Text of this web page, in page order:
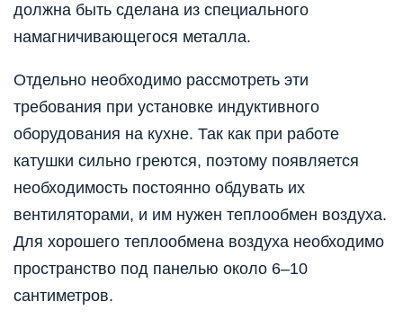
должна быть сделана из специального
намагничивающегося металла.
Отдельно необходимо рассмотреть эти
требования при установке индуктивного
оборудования на кухне. Так как при работе
катушки сильно греются, поэтому появляется
необходимость постоянно обдувать их
вентиляторами, и им нужен теплообмен воздуха.
Для хорошего теплообмена воздуха необходимо
пространство под панелью около 6–10
сантиметров.